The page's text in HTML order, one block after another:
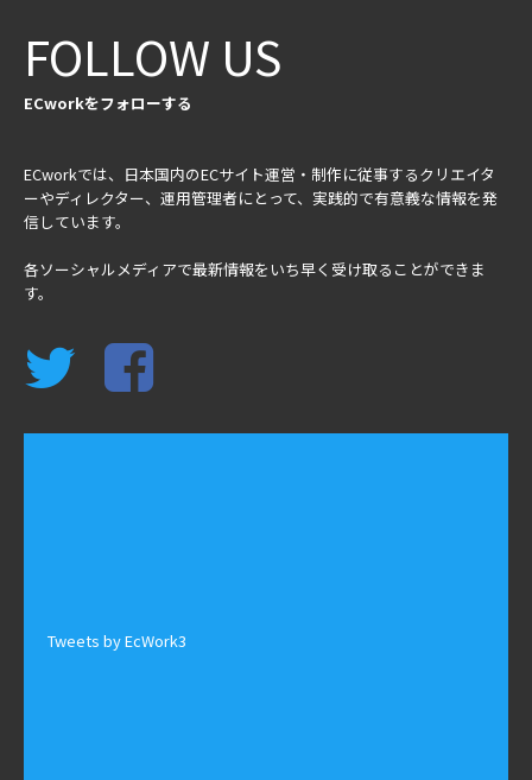
FOLLOW US
ECworkをフォローする
ECworkでは、日本国内のECサイト運営・制作に従事するクリエイタ
ーやディレクター、運用管理者にとって、実践的で有意義な情報を発
信しています。
各ソーシャルメディアで最新情報をいち早く受け取ることができま
す。
Tweets by EcWork3